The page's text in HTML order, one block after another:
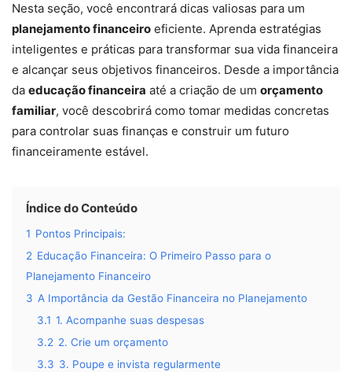
Nesta seção, você encontrará dicas valiosas para um
planejamento financeiro eficiente. Aprenda estratégias
inteligentes e práticas para transformar sua vida financeira
e alcançar seus objetivos financeiros. Desde a importância
da educação financeira até a criação de um orçamento
familiar, você descobrirá como tomar medidas concretas
para controlar suas finanças e construir um futuro
financeiramente estável.
Índice do Conteúdo
1 Pontos Principais:
2 Educação Financeira: O Primeiro Passo para o
Planejamento Financeiro
3 A Importância da Gestão Financeira no Planejamento
3.1 1. Acompanhe suas despesas
3.2 2. Crie um orçamento
3.3 3. Poupe e invista regularmente